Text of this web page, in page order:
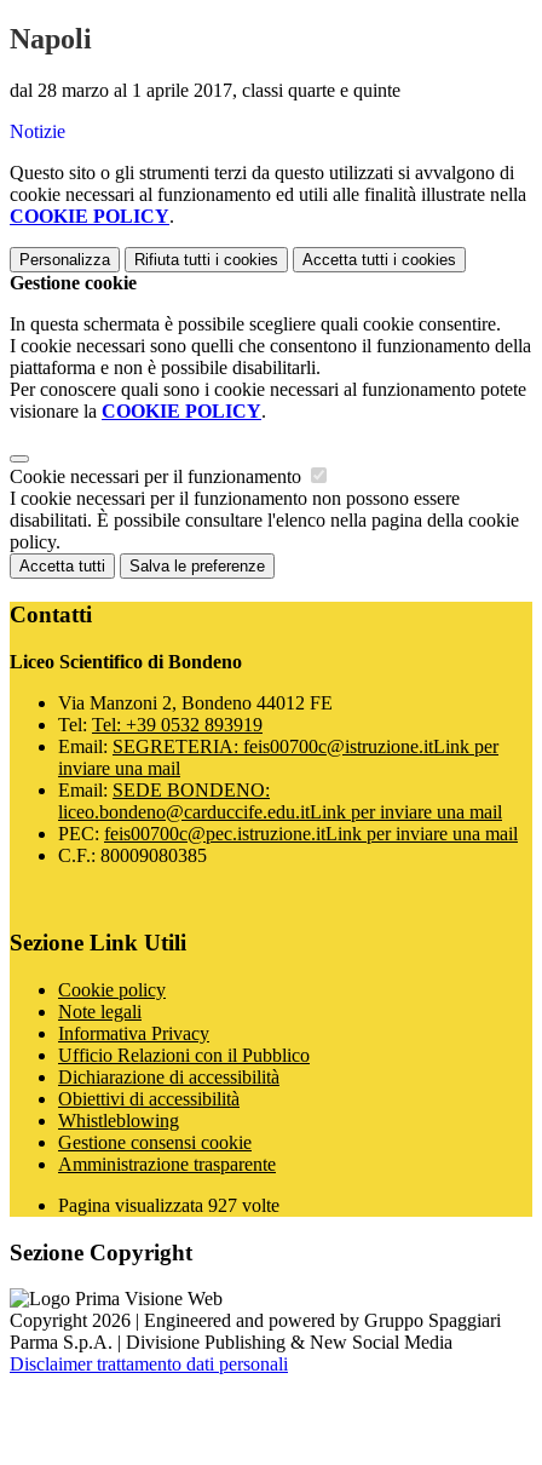
Napoli
dal 28 marzo al 1 aprile 2017, classi quarte e quinte
Notizie
Questo sito o gli strumenti terzi da questo utilizzati si avvalgono di
cookie necessari al funzionamento ed utili alle finalità illustrate nella
COOKIE POLICY.
Personalizza Rifiuta tutti i cookies Accetta tutti i cookies
Gestione cookie
In questa schermata è possibile scegliere quali cookie consentire.
I cookie necessari sono quelli che consentono il funzionamento della
piattaforma e non è possibile disabilitarli.
Per conoscere quali sono i cookie necessari al funzionamento potete
visionare la COOKIE POLICY.
Cookie necessari per il funzionamento
I cookie necessari per il funzionamento non possono essere
disabilitati. È possibile consultare l'elenco nella pagina della cookie
policy.
Accetta tutti Salva le preferenze
Contatti
Liceo Scientifico di Bondeno
Via Manzoni 2, Bondeno 44012 FE
Tel: Tel: +39 0532 893919
Email: SEGRETERIA: feis00700c@istruzione.itLink per
inviare una mail
Email: SEDE BONDENO:
liceo.bondeno@carduccife.edu.itLink per inviare una mail
PEC: feis00700c@pec.istruzione.itLink per inviare una mail
C.F.: 80009080385
Sezione Link Utili
Cookie policy
Note legali
Informativa Privacy
Ufficio Relazioni con il Pubblico
Dichiarazione di accessibilità
Obiettivi di accessibilità
Whistleblowing
Gestione consensi cookie
Amministrazione trasparente
Pagina visualizzata 927 volte
Sezione Copyright
Copyright 2026 | Engineered and powered by Gruppo Spaggiari
Parma S.p.A. | Divisione Publishing & New Social Media
Disclaimer trattamento dati personali